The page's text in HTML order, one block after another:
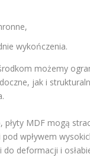
wykończenia.
możemy
jak i
płyty MDF mogą
pod wpływem
do deformacji i